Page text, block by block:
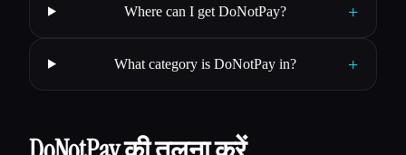
Where can I get DoNotPay? +
What category is DoNotPay in? +